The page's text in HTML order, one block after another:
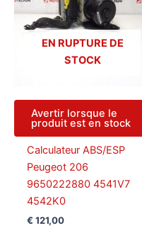
EN RUPTURE DE
STOCK
Avertir lorsque le
produit est en stock
Calculateur ABS/ESP
Peugeot 206
9650222880 4541V7
4542K0
€ 121,00